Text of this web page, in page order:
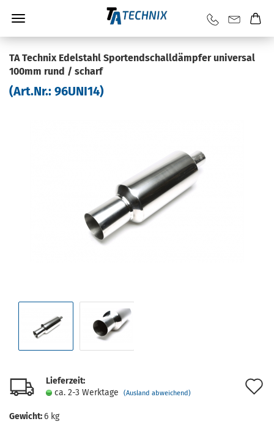
TA Tech­nix Edel­stahl Sportend­schall­dämp­fer uni­ver­sal
100mm rund / scharf
(Art.Nr.: 96UNI14)
Lieferzeit:
ca. 2-3 Werktage
(Ausland abweichend)
Gewicht:6 kg